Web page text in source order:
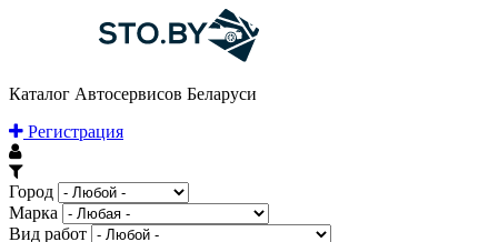
Каталог Автосервисов Беларуси
Регистрация
Город
Марка
Вид работ